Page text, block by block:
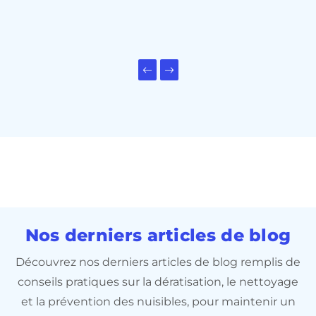
Previous slide
Next slide
Nos derniers articles de blog
Découvrez nos derniers articles de blog remplis de
conseils pratiques sur la dératisation, le nettoyage
et la prévention des nuisibles, pour maintenir un